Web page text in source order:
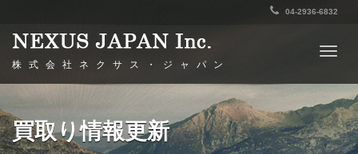
04-2936-6832
株式会社ネクサス・ジャパン
買取り情報更新